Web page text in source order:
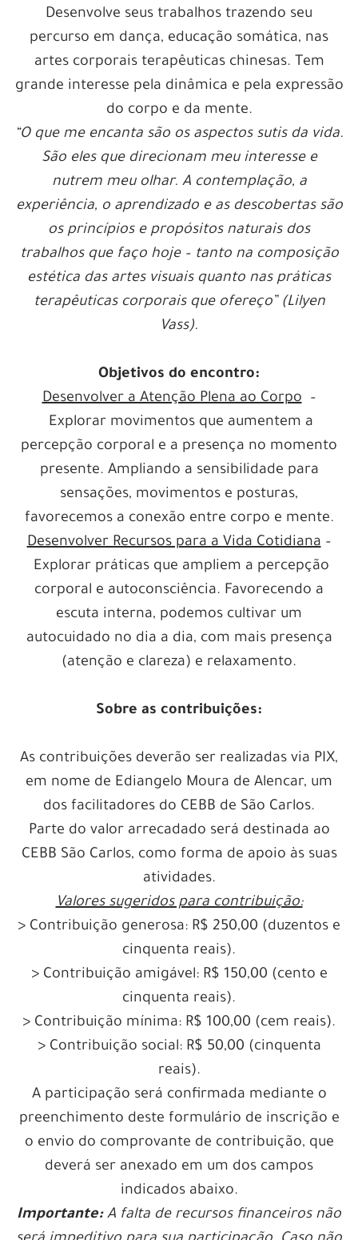
Desenvolve seus trabalhos trazendo seu
percurso em dança, educação somática, nas
artes corporais terapêuticas chinesas. Tem
grande interesse pela dinâmica e pela expressão
do corpo e da mente.
“O que me encanta são os aspectos sutis da vida.
São eles que direcionam meu interesse e
nutrem meu olhar. A contemplação, a
experiência, o aprendizado e as descobertas são
os princípios e propósitos naturais dos
trabalhos que faço hoje – tanto na composição
estética das artes visuais quanto nas práticas
terapêuticas corporais que ofereço” (Lilyen
Vass).
Objetivos do encontro:
Desenvolver a Atenção Plena ao Corpo–
Explorar movimentos que aumentem a
percepção corporal e a presença no momento
presente. Ampliando a sensibilidade para
sensações, movimentos e posturas,
favorecemos a conexão entre corpo e mente.
Desenvolver Recursos para a Vida Cotidiana–
Explorar práticas que ampliem a percepção
corporal e autoconsciência. Favorecendo a
escuta interna, podemos cultivar um
autocuidado no dia a dia, com mais presença
(atenção e clareza) e relaxamento.
Sobre as contribuições:
As contribuições deverão ser realizadas via PIX,
em nome de Ediangelo Moura de Alencar, um
dos facilitadores do CEBB de São Carlos.
Parte do valor arrecadado será destinada ao
CEBB São Carlos, como forma de apoio às suas
atividades.
Valores sugeridos para contribuição:
> Contribuição generosa: R$ 250,00 (duzentos e
cinquenta reais).
> Contribuição amigável: R$ 150,00 (cento e
cinquenta reais).
> Contribuição mínima: R$ 100,00 (cem reais).
> Contribuição social: R$ 50,00 (cinquenta
reais).
A participação será confirmada mediante o
preenchimento deste formulário de inscrição e
o envio do comprovante de contribuição, que
deverá ser anexado em um dos campos
indicados abaixo.
Importante:A falta de recursos financeiros não